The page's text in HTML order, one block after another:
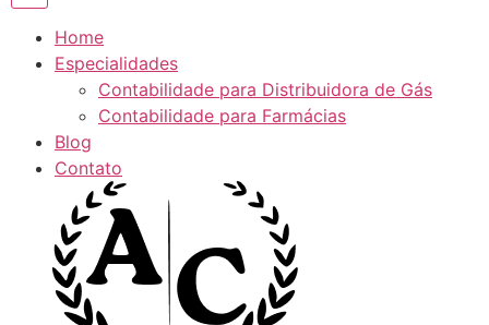
Home
Especialidades
Contabilidade para Distribuidora de Gás
Contabilidade para Farmácias
Blog
Contato